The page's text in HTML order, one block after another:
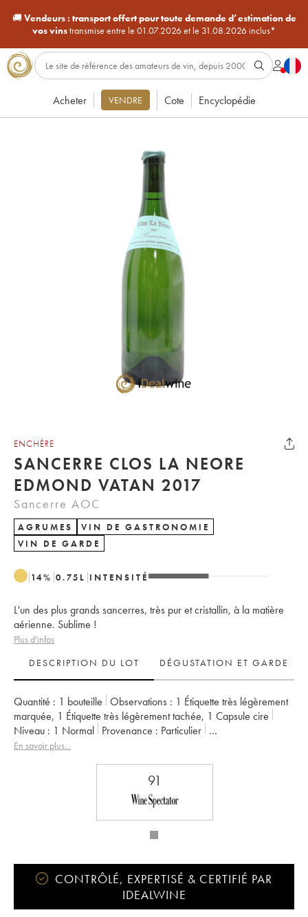
🚚Vendeurs : transport offert pour toute demande d’estimation de
vos vinstransmise entre le 01.07.2026 et le 31.08.2026 inclus*
Acheter VENDRE Cote Encyclopédie
ENCHÈRE
SANCERRE CLOS LA NEORE
EDMOND VATAN 2017
Sancerre AOC
AGRUMES
VIN DE GASTRONOMIE
VIN DE GARDE
14% 0.75 L INTENSITÉ
L'un des plus grands sancerres, très pur et cristallin, à la matière
aérienne. Sublime !
Plus d'infos
DESCRIPTION DU LOT
DÉGUSTATION ET GARDE
Quantité : 1 bouteille Observations : 1 Étiquette très légèrement
marquée, 1 Étiquette très légèrement tachée, 1 Capsule cire
Niveau : 1 Normal Provenance : particulier
TVA récupérable :
En savoir plus...
91
CONTRÔLÉ, EXPERTISÉ & CERTIFIÉ PAR
IDEALWINE